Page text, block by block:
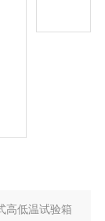
高低温试验箱